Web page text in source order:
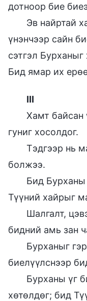
дотноор бие
Эв найртай
үнэнчээр сайн
сэтгэл
Бид ямар их
III
Хамт байсан
гуниг хосолдог.
Тэдгээр нь
болжээ.
Бид Бурханы
Түүний хайрыг
Шалгалт,
бидний амь зан
Бурханыг
биелүүлснээр
Бурханы үг
хөтөлдөг; бид